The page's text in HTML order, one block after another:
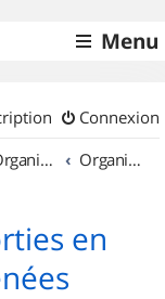
Menu
Connexion
Organisation de sorties & Recherche de partenaires Organisation de sorties en région Midi Pyrénées
en